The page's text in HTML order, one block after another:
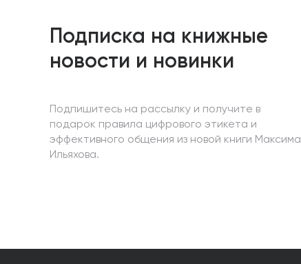
Подписка на книжные
новости и новинки
Подпишитесь на рассылку и получите в
подарок правила цифрового этикета и
эффективного общения из новой книги Максима
Ильяхова.